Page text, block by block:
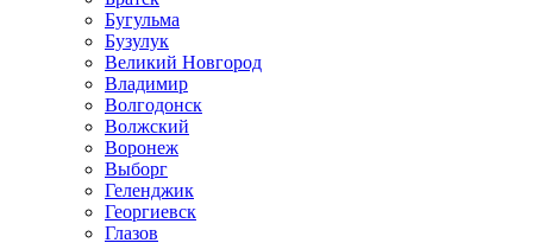
Бугульма
Бузулук
Великий Новгород
Владимир
Волгодонск
Волжский
Воронеж
Выборг
Геленджик
Георгиевск
Глазов